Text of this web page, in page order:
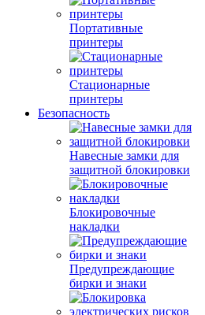
Портативные
принтеры
Стационарные
принтеры
Безопасность
Навесные замки для
защитной блокировки
Блокировочные
накладки
Предупреждающие
бирки и знаки